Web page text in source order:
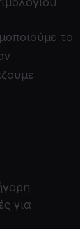
το
για